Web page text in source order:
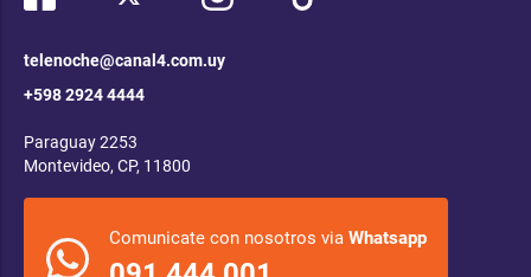
telenoche@canal4.com.uy
+598 2924 4444
Paraguay 2253
Montevideo, CP, 11800
Comunicate con nosotros via Whatsapp